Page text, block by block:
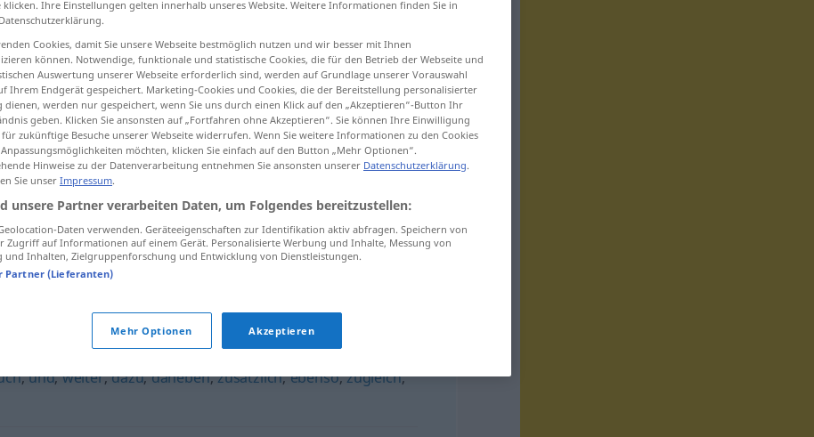
ferner künftig
ferneraußerdem
,und,weiter,dazu,daneben,zusätzlich,ebenso,zugleich,
klicken. Ihre Einstellungen gelten innerhalb unseres Website. Weitere Informationen finden Sie in
Cookies, damit Sie unsere Webseite bestmöglich nutzen und wir besser mit Ihnen
können. Notwendige, funktionale und statistische Cookies, die für den Betrieb der Webseite und
Auswertung unserer Webseite erforderlich sind, werden auf Grundlage unserer Vorauswahl
Ihrem Endgerät gespeichert. Marketing-Cookies und Cookies, die der Bereitstellung personalisierter
dienen, werden nur gespeichert, wenn Sie uns durch einen Klick auf den „Akzeptieren“-Button Ihr
geben. Klicken Sie ansonsten auf „Fortfahren ohne Akzeptieren“. Sie können Ihre Einwilligung
zukünftige Besuche unserer Webseite widerrufen. Wenn Sie weitere Informationen zu den Cookies
möchten, klicken Sie einfach auf den Button „Mehr Optionen“.
Hinweise zu der Datenverarbeitung entnehmen Sie ansonsten unserer Datenschutzerklärung.
Sie unser Impressum.
unsere Partner verarbeiten Daten, um Folgendes bereitzustellen:
Daten verwenden. Geräteeigenschaften zur Identifikation aktiv abfragen. Speichern von
Zugriff auf Informationen auf einem Gerät. Personalisierte Werbung und Inhalte, Messung von
und Inhalten, Zielgruppenforschung und Entwicklung von Dienstleistungen.
Partner (Lieferanten)
Mehr Optionen Akzeptieren